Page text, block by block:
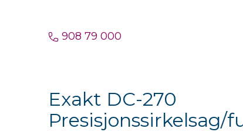
908 79 000
Exakt DC-270
Presisjonssirkelsag/